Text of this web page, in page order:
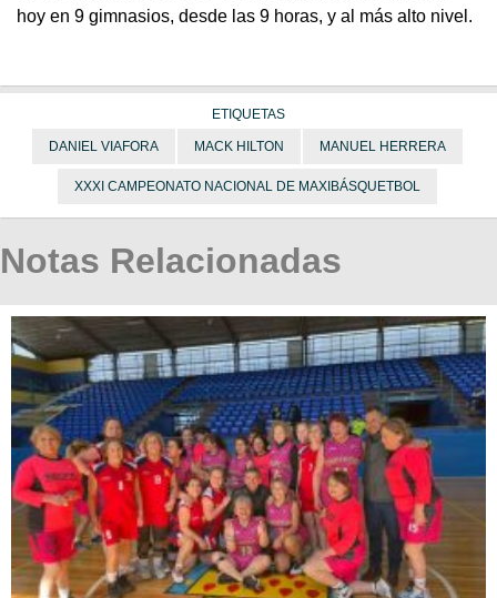
hoy en 9 gimnasios, desde las 9 horas, y al más alto nivel.
ETIQUETAS
DANIEL VIAFORA MACK HILTON MANUEL HERRERA
XXXI CAMPEONATO NACIONAL DE MAXIBÁSQUETBOL
Notas Relacionadas